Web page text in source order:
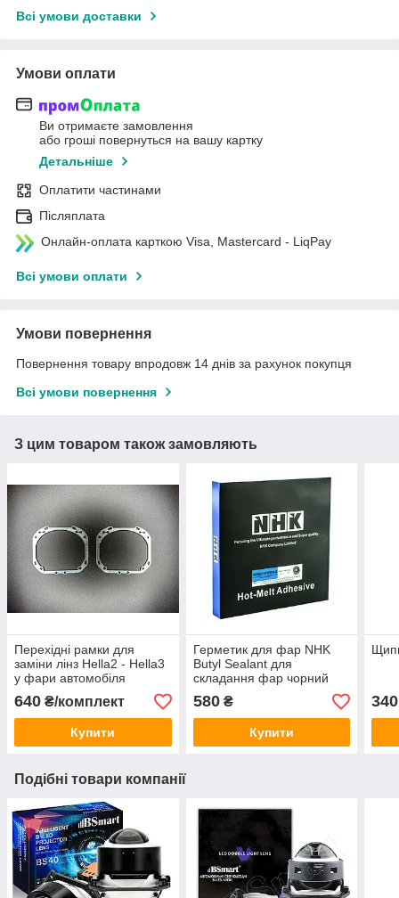
Всі умови доставки
Умови оплати
Ви отримаєте замовлення
або гроші повернуться на вашу картку
Детальніше
Оплатити частинами
Післяплата
Онлайн-оплата карткою Visa, Mastercard - LiqPay
Всі умови оплати
Умови повернення
Повернення товару впродовж 14 днів за рахунок покупця
Всі умови повернення
З цим товаром також замовляють
Перехідні рамки для
заміни лінз Hella2 - Hella3
у фари автомобіля
103302
640 ₴/комплект
Купити
Герметик для фар NHK
Butyl Sealant для
складання фар чорний
580₴
Купити
340
Подібні товари компанії